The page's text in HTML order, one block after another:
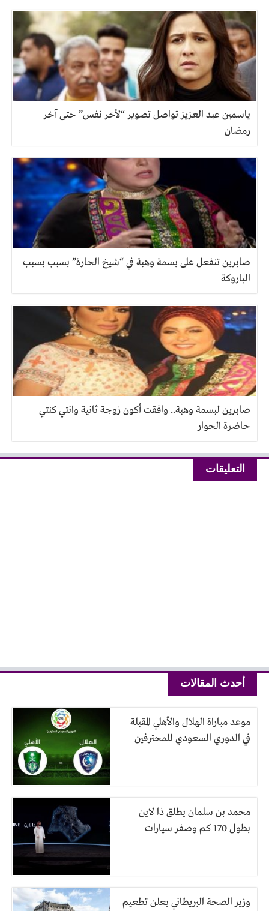
ياسمين عبد العزيز تواصل تصوير “لأخر نفس” حتى آخر
رمضان
صابرين تنفعل على بسمة وهبة في “شيخ الحارة” بسبب بسبب
الباروكة
صابرين لبسمة وهبة.. وافقت أكون زوجة ثانية وانتي كنتي
حاضرة الحوار
التعليقات
أحدث المقالات
موعد مباراة الهلال والأهلي المقبلة
في الدوري السعودي للمحترفين
محمد بن سلمان يطلق ذا لاين
بطول 170 كم وصفر سيارات
وزير الصحة البريطاني يعلن تطعيم